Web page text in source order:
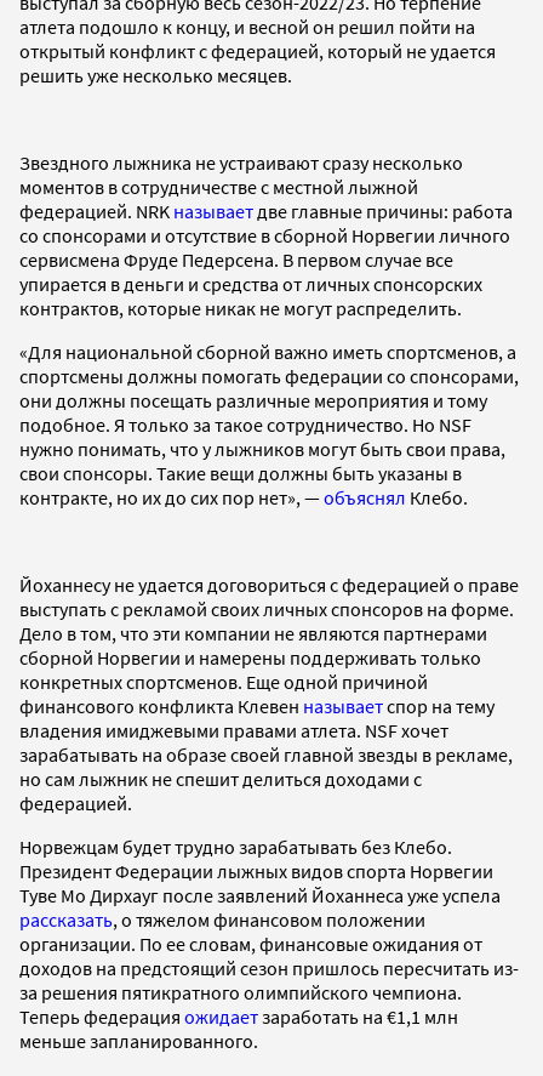
атлета подошло к концу, и весной он решил пойти на
открытый конфликт с федерацией, который не удается
решить уже несколько месяцев.
Звездного лыжника не устраивают сразу несколько
моментов в сотрудничестве с местной лыжной
федерацией. NRK называет две главные причины: работа
со спонсорами и отсутствие в сборной Норвегии личного
сервисмена Фруде Педерсена. В первом случае все
упирается в деньги и средства от личных спонсорских
контрактов, которые никак не могут распределить.
«Для национальной сборной важно иметь спортсменов, а
спортсмены должны помогать федерации со спонсорами,
они должны посещать различные мероприятия и тому
подобное. Я только за такое сотрудничество. Но NSF
нужно понимать, что у лыжников могут быть свои права,
свои спонсоры. Такие вещи должны быть указаны в
контракте, но их до сих пор нет», —объяснял Клебо.
Йоханнесу не удается договориться с федерацией о праве
выступать с рекламой своих личных спонсоров на форме.
Дело в том, что эти компании не являются партнерами
сборной Норвегии и намерены поддерживать только
конкретных спортсменов. Еще одной причиной
финансового конфликта Клевен называетспор на тему
владения имиджевыми правами атлета. NSF хочет
зарабатывать на образе своей главной звезды в рекламе,
но сам лыжник не спешит делиться доходами с
федерацией.
Норвежцам будет трудно зарабатывать без Клебо.
Президент Федерации лыжных видов спорта Норвегии
Туве Мо Дирхауг после заявлений Йоханнеса уже успела
рассказать, о тяжелом финансовом положении
организации. По ее словам, финансовые ожидания от
доходов на предстоящий сезон пришлось пересчитать из-
за решения пятикратного олимпийского чемпиона.
Теперь федерация ожидаетзаработать на €1,1 млн
меньше запланированного.